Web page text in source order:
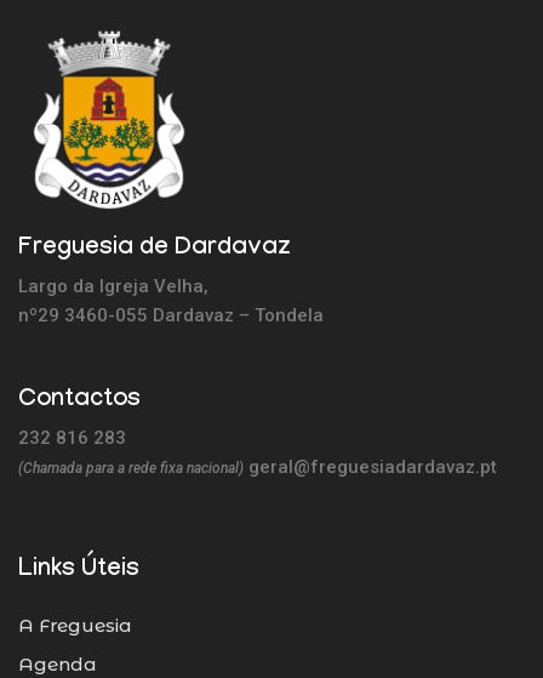
Freguesia de Dardavaz
Largo da Igreja Velha,
nº29 3460-055 Dardavaz – Tondela
Contactos
232 816 283
(Chamada para a rede fixa nacional) geral@freguesiadardavaz.pt
Links Úteis
A Freguesia
Agenda